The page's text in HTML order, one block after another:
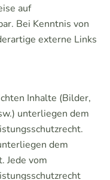
auf
Bei Kenntnis von
externe Links
Inhalte (Bilder,
unterliegen dem
dem
Jede vom